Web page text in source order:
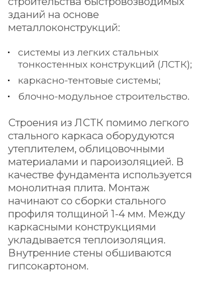
зданий на основе
металлоконструкций:
системы из легких стальных
тонкостенных конструкций (ЛСТК);
каркасно-тентовые системы;
блочно-модульное строительство.
Строения из ЛСТК помимо легкого
стального каркаса оборудуются
утеплителем, облицовочными
материалами и пароизоляцией. В
качестве фундамента используется
монолитная плита. Монтаж
начинают со сборки стального
профиля толщиной 1-4 мм. Между
каркасными конструкциями
укладывается теплоизоляция.
Внутренние стены обшиваются
гипсокартоном.